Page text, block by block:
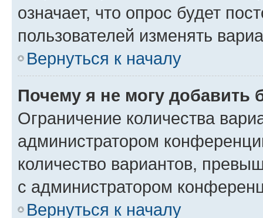
означает, что опрос будет
пользователей изменять
Вернуться к началу
Почему я не могу добавить
Ограничение количества
администратором
количество вариантов,
с администратором
Вернуться к началу